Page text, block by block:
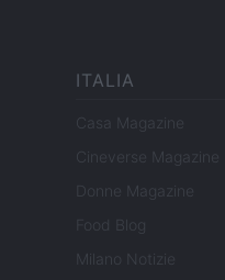
ITALIA
Casa Magazine
Cineverse Magazine
Donne Magazine
Food Blog
Milano Notizie